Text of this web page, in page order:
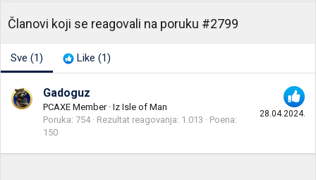
Članovi koji se reagovali na poruku #2799
Sve (1) Like (1)
28.04.2024.
Gadoguz
PCAXE Member · Iz Isle of Man
Poruka 754 Rezultat reagovanja 1.013
Poena
150